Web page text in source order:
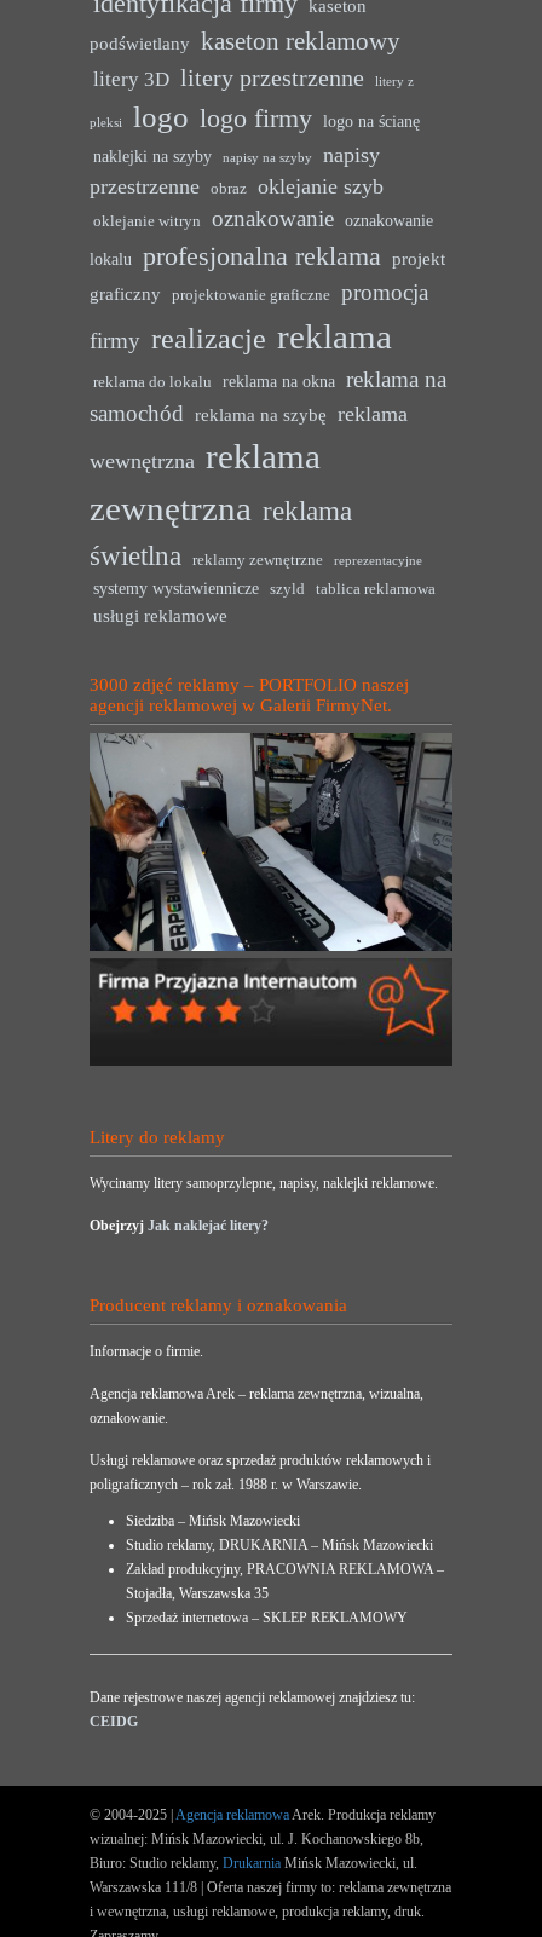
kaseton
podświetlany kaseton reklamowy
litery 3D litery przestrzenne litery z
pleksi logo logo firmy logo na ścianę
naklejki na szyby
napisy na szyby
napisy
przestrzenne
obraz oklejanie szyb
oklejanie witryn oznakowanie oznakowanie
lokalu profesjonalna reklama projekt
graficzny
projektowanie graficzne
promocja
firmy realizacje reklama
reklama do lokalu reklama na okna reklama na
samochód reklama na szybę reklama
wewnętrzna reklama
zewnętrzna reklama
świetlna
reklamy zewnętrzne reprezentacyjne
systemy wystawiennicze szyld tablica reklamowa
usługi reklamowe
3000 zdjęć reklamy – PORTFOLIO naszej
agencji reklamowej w Galerii FirmyNet.
Litery do reklamy
Wycinamy litery samoprzylepne, napisy, naklejki reklamowe.
Obejrzyj Jak naklejać litery?
Producent reklamy i oznakowania
Informacje o firmie.
Agencja reklamowa Arek – reklama zewnętrzna, wizualna,
oznakowanie.
Usługi reklamowe oraz sprzedaż produktów reklamowych i
poligraficznych – rok zał. 1988 r. w Warszawie.
Siedziba – Mińsk Mazowiecki
Studio reklamy, DRUKARNIA – Mińsk Mazowiecki
Zakład produkcyjny, PRACOWNIA REKLAMOWA –
Stojadła, Warszawska 35
Sprzedaż internetowa – SKLEP REKLAMOWY
Dane rejestrowe naszej agencji reklamowej znajdziesz tu:
CEIDG
© 2004-2025 | Agencja reklamowaArek. Produkcja reklamy
wizualnej: Mińsk Mazowiecki, ul. J. Kochanowskiego 8b,
Biuro: Studio reklamy, Drukarnia Mińsk Mazowiecki, ul.
Warszawska 111/8 | Oferta naszej firmy to: reklama zewnętrzna
i wewnętrzna, usługi reklamowe, produkcja reklamy, druk.